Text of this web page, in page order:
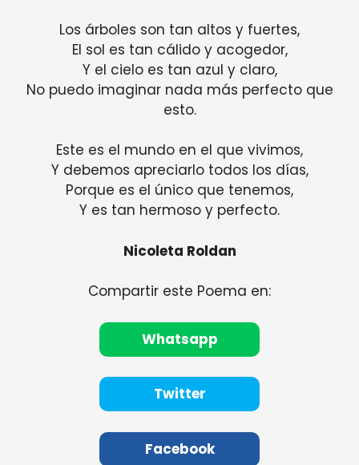
Los árboles son tan altos y fuertes,
El sol es tan cálido y acogedor,
Y el cielo es tan azul y claro,
No puedo imaginar nada más perfecto que
esto.
Este es el mundo en el que vivimos,
Y debemos apreciarlo todos los días,
Porque es el único que tenemos,
Y es tan hermoso y perfecto.
Nicoleta Roldan
Compartir este Poema en:
Whatsapp
Twitter
Facebook